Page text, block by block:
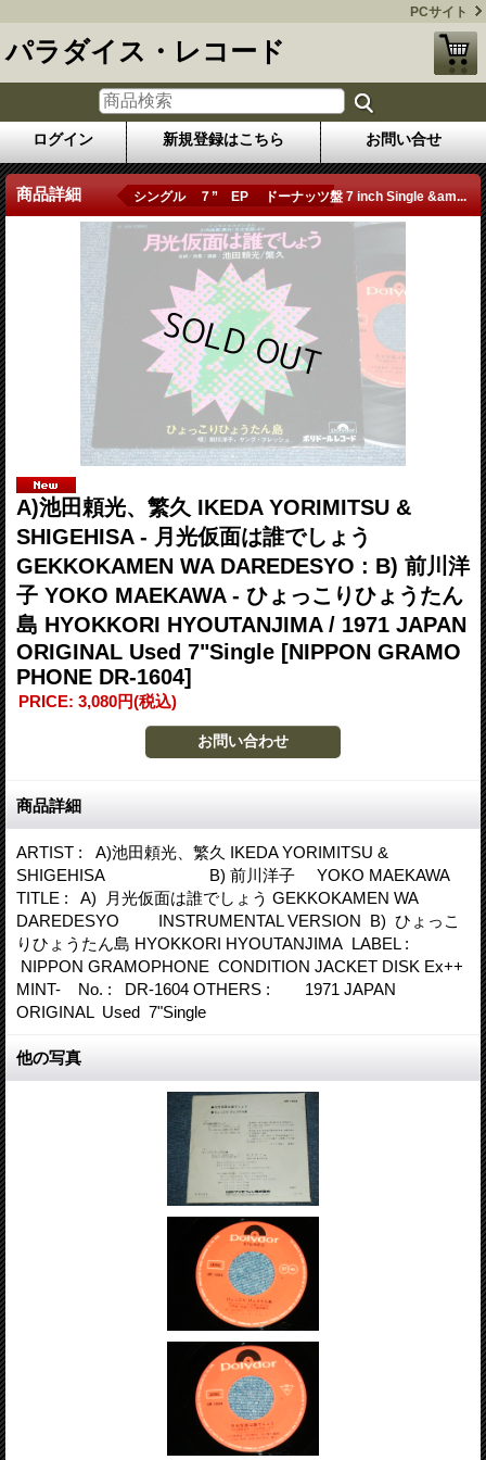
PCサイト
パラダイス・レコード
ログイン 新規登録はこちら お問い合せ
商品詳細 シングル ７” EP ドーナッツ盤 7 inch Single &am...
A)池田頼光、繁久 IKEDA YORIMITSU &
SHIGEHISA - 月光仮面は誰でしょう
GEKKOKAMEN WA DAREDESYO : B) 前川洋
子 YOKO MAEKAWA - ひょっこりひょうたん
島 HYOKKORI HYOUTANJIMA / 1971 JAPAN
ORIGINAL Used 7"Single [NIPPON GRAMO
PHONE DR-1604]
PRICE: 3,080円(税込)
商品詳細
ARTIST : A)池田頼光、繁久 IKEDA YORIMITSU &
SHIGEHISA B) 前川洋子 YOKO MAEKAWA
TITLE : A) 月光仮面は誰でしょう GEKKOKAMEN WA
DAREDESYO INSTRUMENTAL VERSION B) ひょっこ
りひょうたん島 HYOKKORI HYOUTANJIMA LABEL :
NIPPON GRAMOPHONE CONDITION JACKET DISK Ex++
MINT- No. : DR-1604 OTHERS : 1971 JAPAN
ORIGINAL Used 7"Single
他の写真